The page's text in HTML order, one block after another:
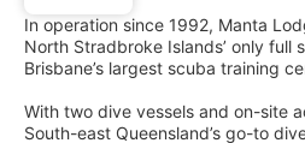
In operation since 1992, Manta
North Stradbroke Islands’ only full
Brisbane’s largest scuba training
With two dive vessels and on-site
South-east Queensland’s go-to